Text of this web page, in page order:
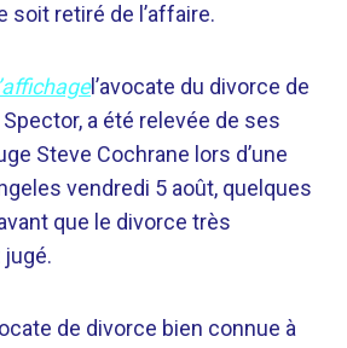
soit retiré de l’affaire.
l’avocate du divorce de
a été relevée de ses
Steve Cochrane lors d’une
vendredi 5 août, quelques
que le divorce très
de divorce bien connue à